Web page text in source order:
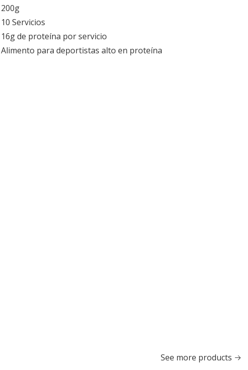
200g
10 Servicios
16g de proteína por servicio
Alimento para deportistas alto en proteína
See more products